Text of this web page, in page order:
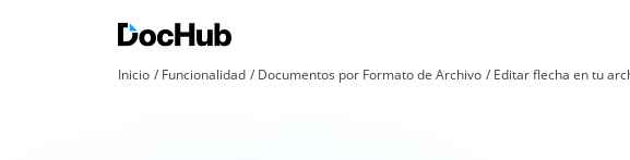
Inicio Funcionalidad Documentos por Formato de Archivo Editar flecha en tu